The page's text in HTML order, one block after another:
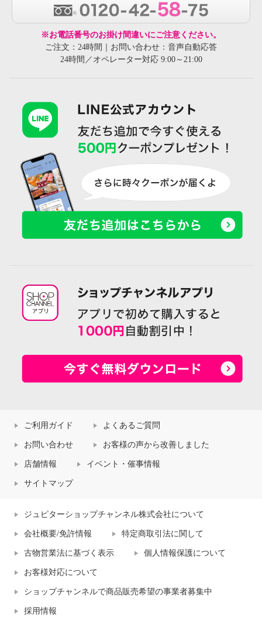
※お電話番号のお掛け間違いにご注意ください。
ご注文：24時間｜お問い合わせ：音声自動応答
24時間／オペレーター対応 9:00～21:00
ご利用ガイド よくあるご質問
お問い合わせ お客様の声から改善しました
店舗情報 イベント・催事情報
サイトマップ
ジュピターショップチャンネル株式会社について
会社概要/免許情報 特定商取引法に関して
古物営業法に基づく表示 個人情報保護について
お客様対応について
ショップチャンネルで商品販売希望の事業者募集中
採用情報